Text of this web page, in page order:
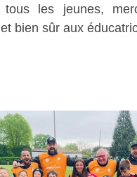
les jeunes,
bien sûr aux